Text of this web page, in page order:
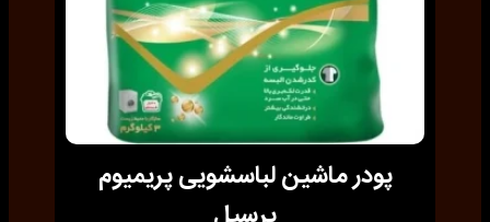
پودر ماشین لباسشویی پریمیوم